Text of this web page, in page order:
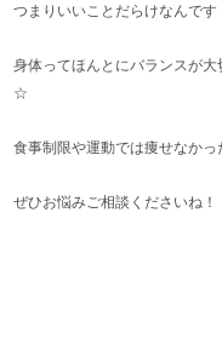
つまりいいことだらけなんです
身体ってほんとにバランスが
☆
食事制限や運動では痩せなかっ
ぜひお悩みご相談くださいね！